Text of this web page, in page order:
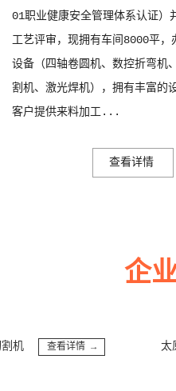
01职业健康安全管理体系认证）
工艺评审，现拥有车间8000平
设备（四轴卷圆机、数控折弯机
割机、激光焊机），拥有丰富的
客户提供来料加工...
查看详情
企
查看详情 → 太原